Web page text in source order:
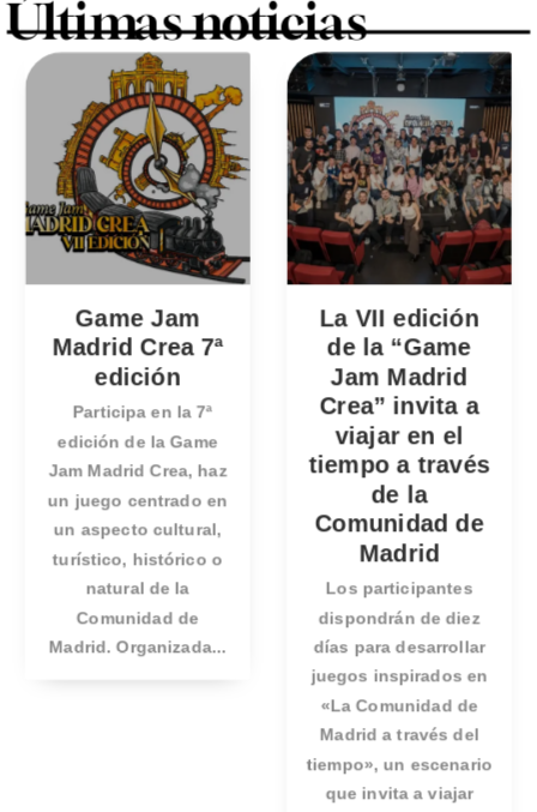
Últimas noticias
Game Jam
Madrid Crea 7ª
edición
Participa en la 7ª
edición de la Game
Jam Madrid Crea, haz
un juego centrado en
un aspecto cultural,
turístico, histórico o
natural de la
Comunidad de
Madrid. Organizada...
La VII edición
de la “Game
Jam Madrid
Crea” invita a
viajar en el
tiempo a través
de la
Comunidad de
Madrid
Los participantes
dispondrán de diez
días para desarrollar
juegos inspirados en
«La Comunidad de
Madrid a través del
tiempo», un escenario
que invita a viajar